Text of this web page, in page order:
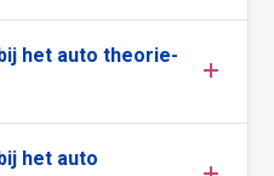
het auto theorie-
het auto